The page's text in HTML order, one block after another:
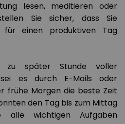
lesen, meditieren oder
Sie sicher, dass Sie
für einen produktiven Tag
zu später Stunde voller
es durch E-Mails oder
frühe Morgen die beste Zeit
den Tag bis zum Mittag
alle wichtigen Aufgaben